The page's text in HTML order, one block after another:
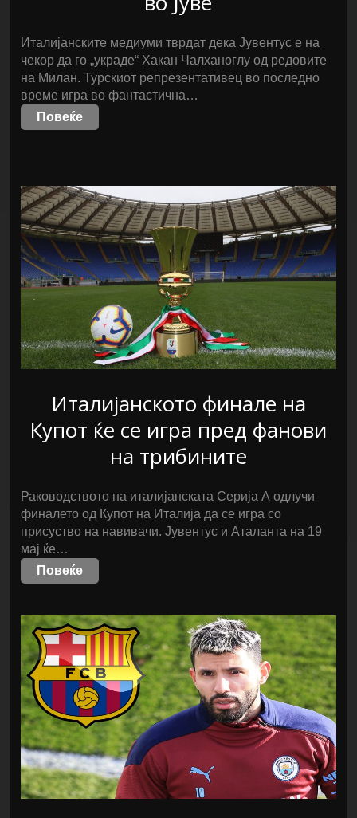
Италијанските медиуми тврдат дека Јувентус е на
чекор да го „украде“ Хакан Чалханоглу од редовите
на Милан. Турскиот репрезентативец во последно
време игра во фантастична…
Повеќе
Италијанското финале на
Купот ќе се игра пред фанови
на трибините
Раководството на италијанската Серија А одлучи
финалето од Купот на Италија да се игра со
присуство на навивачи. Јувентус и Аталанта на 19
мај ќе…
Повеќе